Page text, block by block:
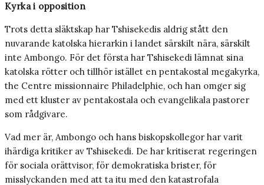
Kyrka i opposition
Trots detta släktskap har Tshisekedis aldrig stått den
nuvarande katolska hierarkin i landet särskilt nära, särskilt
inte Ambongo. För det första har Tshisekedi lämnat sina
katolska rötter och tillhör istället en pentakostal megakyrka,
the Centre missionnaire Philadelphie, och han omger sig
med ett kluster av pentakostala och evangelikala pastorer
som rådgivare.
Vad mer är, Ambongo och hans biskopskollegor har varit
ihärdiga kritiker av Tshisekedi. De har kritiserat regeringen
för sociala orättvisor, för demokratiska brister, för
misslyckanden med att ta itu med den katastrofala